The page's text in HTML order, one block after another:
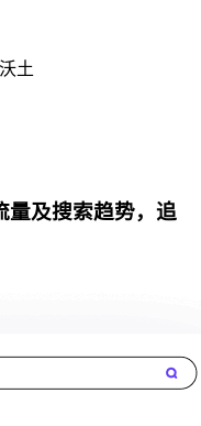
土
量及搜索趋势，追